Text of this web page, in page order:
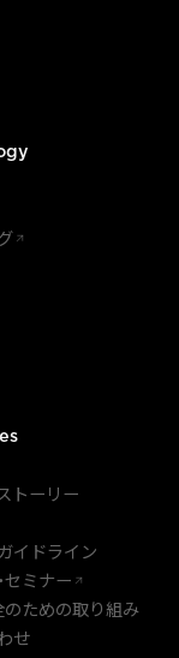
トーリー
イドライン
セミナー
のための取り組み
せ